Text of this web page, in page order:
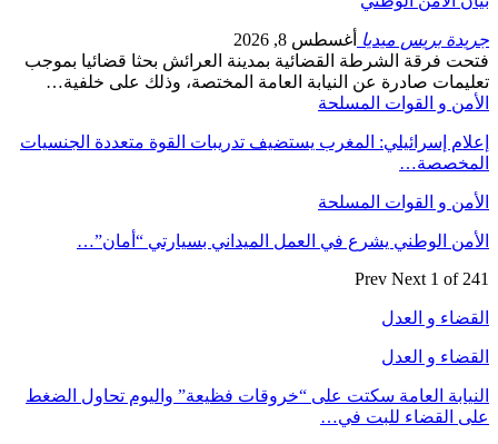
جريدة بريس ميديا أغسطس 8, 2026
فتحت فرقة الشرطة القضائية بمدينة العرائش بحثا قضائيا بموجب
تعليمات صادرة عن النيابة العامة المختصة، وذلك على خلفية…
الأمن و القوات المسلحة
إعلام إسرائيلي: المغرب يستضيف تدريبات القوة متعددة الجنسيات
المخصصة…
الأمن و القوات المسلحة
الأمن الوطني يشرع في العمل الميداني بسيارتي “أمان”…
Prev Next 1 of 241
القضاء و العدل
القضاء و العدل
النيابة العامة سكتت على “خروقات فظيعة” واليوم تحاول الضغط
على القضاء للبت في…